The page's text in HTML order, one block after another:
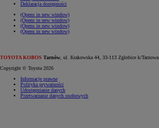
Deklaracja dostępności
(Opens in new window)
(Opens in new window)
(Opens in new window)
(Opens in new window)
TOYOTA KOBOS Tarnów , ul. Krakowska 44, 33-113 Zgłobice k/Tarnowa
Copyright © Toyota 2026
Informacje prawne
Polityka prywatności
Udostępnianie danych
Przetwarzanie danych osobowych